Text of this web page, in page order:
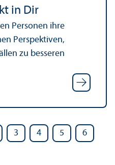
in Dir
Personen ihre
Perspektiven,
zu besseren
3 4 5
6